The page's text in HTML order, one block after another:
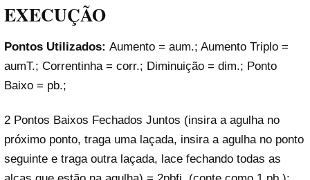
EXECUÇÃO
Pontos Utilizados: Aumento = aum.; Aumento Triplo =
aumT.; Correntinha = corr.; Diminuição = dim.; Ponto
Baixo = pb.;
2 Pontos Baixos Fechados Juntos (insira a agulha no
próximo ponto, traga uma laçada, insira a agulha no ponto
seguinte e traga outra laçada, lace fechando todas as